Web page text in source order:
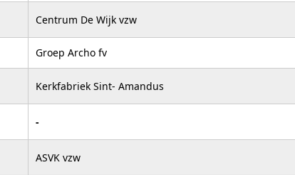
Centrum De Wijk vzw
Groep Archo fv
Kerkfabriek Sint- Amandus
-
ASVK vzw